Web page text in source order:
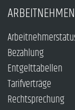
Bezahlung
Entgelttabellen
Tarifverträge
Rechtsprechung